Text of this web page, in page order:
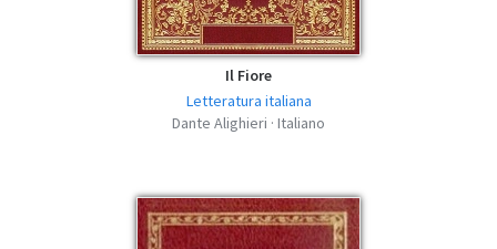
Il Fiore
Letteratura italiana
Dante Alighieri · Italiano